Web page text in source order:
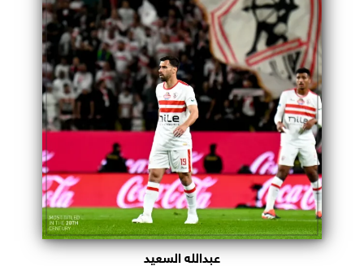
عبدالله السعيد